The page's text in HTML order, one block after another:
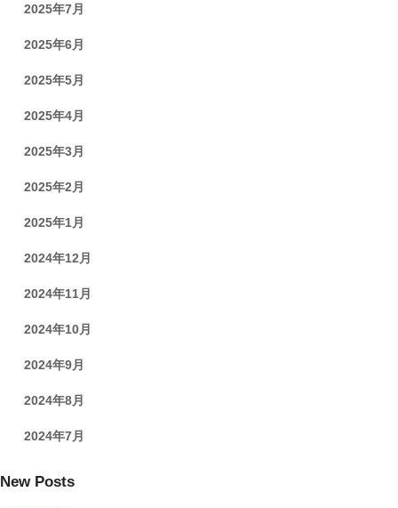
2025年7月
2025年6月
2025年5月
2025年4月
2025年3月
2025年2月
2025年1月
2024年12月
2024年11月
2024年10月
2024年9月
2024年8月
2024年7月
New Posts